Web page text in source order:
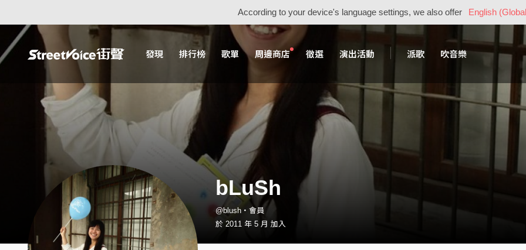
According to your device's language settings, we also offer English
發現 排行榜 歌單 周邊商店 徵選 演出活動 派歌 吹音樂
bLuSh
@blush・會員
於 2011 年 5 月 加入